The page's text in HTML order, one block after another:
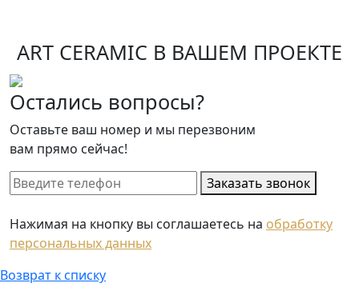
ART CERAMIC В ВАШЕМ ПРОЕКТЕ
Остались вопросы?
Оставьте ваш номер и мы перезвоним
вам прямо сейчас!
Заказать звонок
Нажимая на кнопку вы соглашаетесь на обработку
персональных данных
Возврат к списку